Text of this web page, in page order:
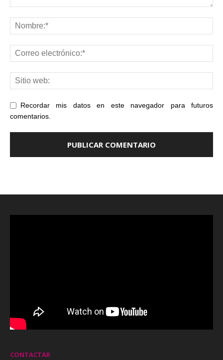
Recordar mis datos en este navegador para futuros
comentarios.
CONTACTAR